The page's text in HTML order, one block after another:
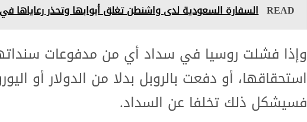
READ السفارة السعودية لدى واشنطن تغلق أبوابها وتحذر رعاياها في 3 ولايات
وإذا فشلت روسيا في سداد أي من مدفوعات سنداتها
استحقاقها، أو دفعت بالروبل بدلا من الدولار أو
فسيشكل ذلك تخلفا عن السداد.